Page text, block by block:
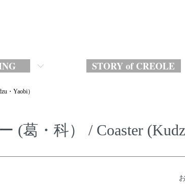
STORY of CREOLE
・Yaobi）
(葛・科） / Coaster